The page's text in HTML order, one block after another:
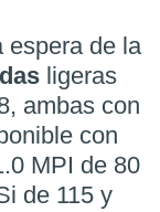
espera de la
ligeras
ambas con
con
MPI de 80
de 115 y